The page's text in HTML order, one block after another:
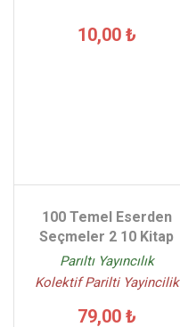
10,00 ₺
100 Temel Eserden
Seçmeler 2 10 Kitap
Parıltı Yayıncılık
Kolektif Parilti Yayincilik
79,00 ₺